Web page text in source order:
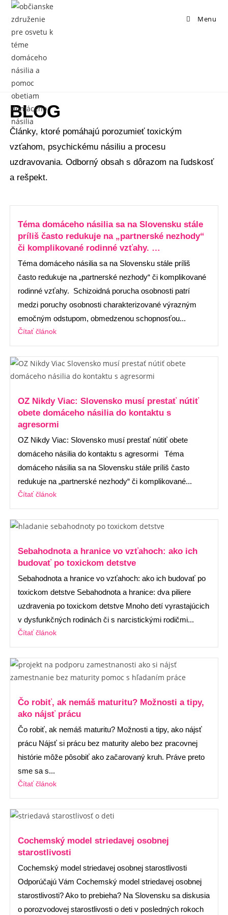
Menu
BLOG
Články, ktoré pomáhajú porozumieť toxickým
vzťahom, psychickému násiliu a procesu
uzdravovania. Odborný obsah s dôrazom na ľudskosť
a rešpekt.
Téma domáceho násilia sa na Slovensku stále
príliš často redukuje na „partnerské nezhody“
či komplikované rodinné vzťahy. …
Téma domáceho násilia sa na Slovensku stále príliš
často redukuje na „partnerské nezhody“ či komplikované
rodinné vzťahy. Schizoidná porucha osobnosti patrí
medzi poruchy osobnosti charakterizované výrazným
emočným odstupom, obmedzenou schopnosťou...
Čítať článok
OZ Nikdy Viac: Slovensko musí prestať nútiť
obete domáceho násilia do kontaktu s
agresormi
OZ Nikdy Viac: Slovensko musí prestať nútiť obete
domáceho násilia do kontaktu s agresormi Téma
domáceho násilia sa na Slovensku stále príliš často
redukuje na „partnerské nezhody“ či komplikované...
Čítať článok
Sebahodnota a hranice vo vzťahoch: ako ich
budovať po toxickom detstve
Sebahodnota a hranice vo vzťahoch: ako ich budovať po
toxickom detstve Sebahodnota a hranice: dva piliere
uzdravenia po toxickom detstve Mnoho detí vyrastajúcich
v dysfunkčných rodinách či s narcistickými rodičmi...
Čítať článok
Čo robiť, ak nemáš maturitu? Možnosti a tipy,
ako nájsť prácu
Čo robiť, ak nemáš maturitu? Možnosti a tipy, ako nájsť
prácu Nájsť si prácu bez maturity alebo bez pracovnej
histórie môže pôsobiť ako začarovaný kruh. Práve preto
sme sa s...
Čítať článok
Cochemský model striedavej osobnej
starostlivosti
Cochemský model striedavej osobnej starostlivosti
Odporúčajú Vám Cochemský model striedavej osobnej
starostlivosti? Ako to prebieha? Na Slovensku sa diskusia
o porozvodovej starostlivosti o deti v posledných rokoch